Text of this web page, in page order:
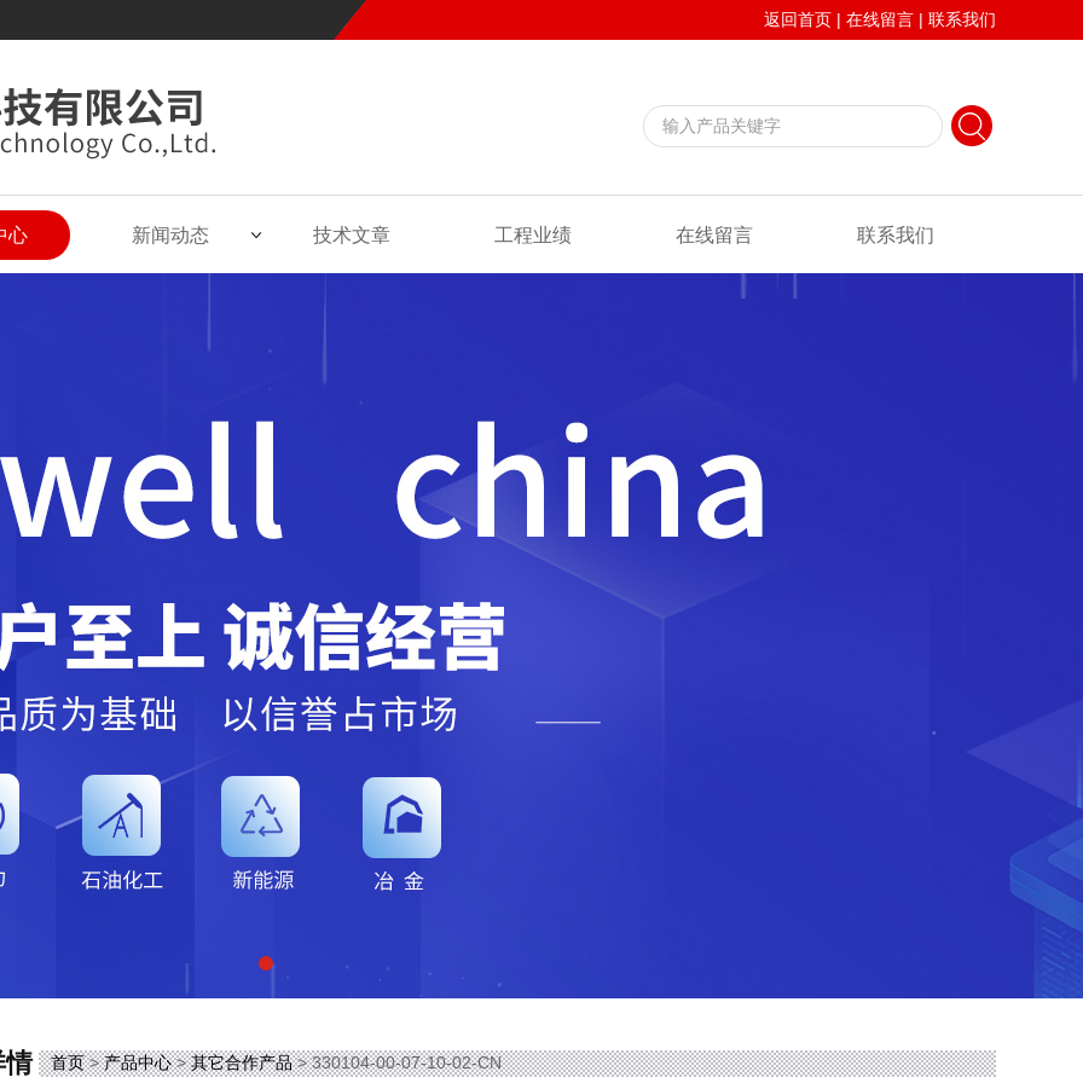
返回首页 | 在线留言 | 联系我们
心 新闻动态 技术文章 工程业绩 在线留言 联系我们
情 首页>产品中心>其它合作产品> 330104-00-07-10-02-CN